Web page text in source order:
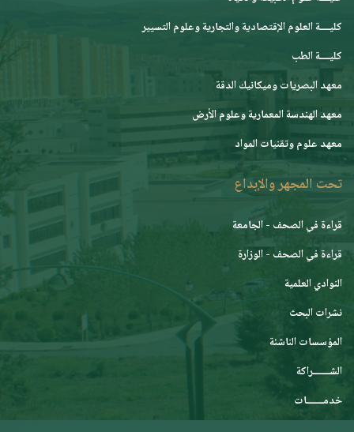
كليــــة العلوم الإقتصادية والتجارية وعلوم التسيير
كليــــة الطب
معهد البصريات وميكانيك الدقة
معهد الهندسة المعمارية وعلوم الأرض
معهد علوم وتقنيات المواد
تحت المجهر والإبداع
قراءة في الصحف - الجامعة
قراءة في الصحف - الوزارة
النوادي العلمية
نشرات البحث
المؤسسات الناشئة
الشـــــــراكة
خدمـــــــات